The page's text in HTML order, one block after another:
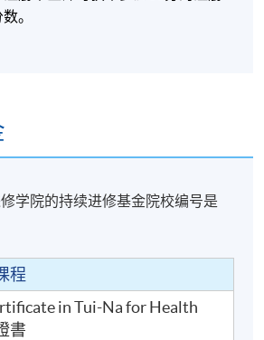
。
学院的持续进修基金院校编号是
程
in Tui-Na for Health
書